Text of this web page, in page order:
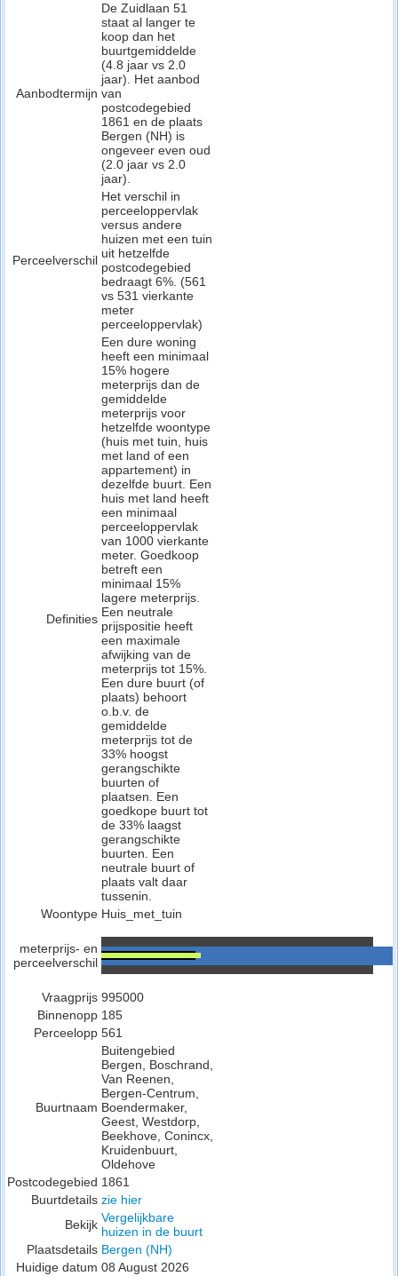
Aanbodtermijn
De Zuidlaan 51
staat al langer te
koop dan het
buurtgemiddelde
(4.8 jaar vs 2.0
jaar). Het aanbod
van
postcodegebied
1861 en de plaats
Bergen (NH) is
ongeveer even oud
(2.0 jaar vs 2.0
jaar).
Perceelverschil
Het verschil in
perceeloppervlak
versus andere
huizen met een tuin
uit hetzelfde
postcodegebied
bedraagt 6%. (561
vs 531 vierkante
meter
perceeloppervlak)
Definities
Een dure woning
heeft een minimaal
15% hogere
meterprijs dan de
gemiddelde
meterprijs voor
hetzelfde woontype
(huis met tuin, huis
met land of een
appartement) in
dezelfde buurt. Een
huis met land heeft
een minimaal
perceeloppervlak
van 1000 vierkante
meter. Goedkoop
betreft een
minimaal 15%
lagere meterprijs.
Een neutrale
prijspositie heeft
een maximale
afwijking van de
meterprijs tot 15%.
Een dure buurt (of
plaats) behoort
o.b.v. de
gemiddelde
meterprijs tot de
33% hoogst
gerangschikte
buurten of
plaatsen. Een
goedkope buurt tot
de 33% laagst
gerangschikte
buurten. Een
neutrale buurt of
plaats valt daar
tussenin.
Woontype Huis_met_tuin
meterprijs- en
perceelverschil
Vraagprijs 995000
Binnenopp 185
Perceelopp 561
Buurtnaam
Buitengebied
Bergen, Boschrand,
Van Reenen,
Bergen-Centrum,
Boendermaker,
Geest, Westdorp,
Beekhove, Conincx,
Kruidenbuurt,
Oldehove
Postcodegebied 1861
Buurtdetails zie hier
Bekijk Vergelijkbare
huizen in de buurt
Plaatsdetails Bergen (NH)
Huidige datum 08 August 2026